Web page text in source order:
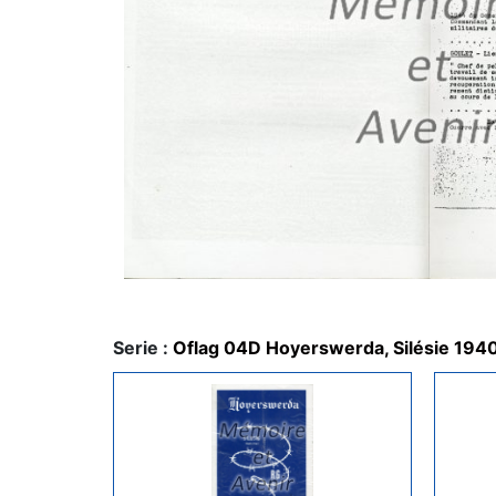
Serie : Oflag 04D Hoyerswerda, Silésie